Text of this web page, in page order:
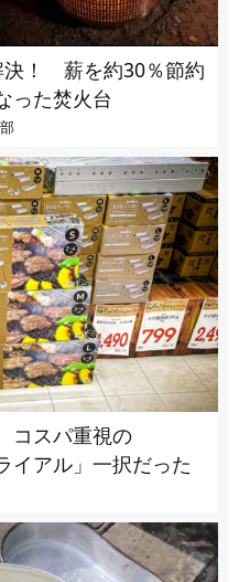
決！ 薪を約30％節約
った焚火台
コスパ重視の
イアル」一択だった